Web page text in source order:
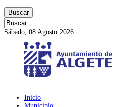
Buscar
Sábado, 08 Agosto 2026
Inicio